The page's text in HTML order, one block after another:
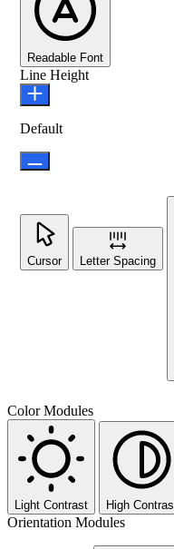
Readable Font
Line Height
Default
Cursor Letter Spacing
Color Modules
Light Contrast High
Orientation Modules